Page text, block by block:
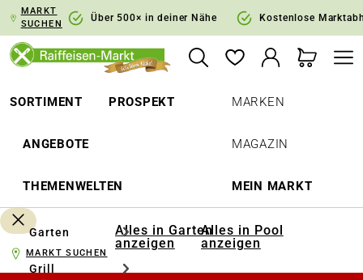
Zur Hauptnavigation springen
MARKT
SUCHEN
Über 500× in deiner Nähe Kostenlose
SORTIMENT PROSPEKT
ANGEBOTE
THEMENWELTEN
MARKEN
MAGAZIN
MEIN MARKT
Garten
Grill
Alles in Garten
anzeigen
Alles in Pool
anzeigen
MARKT SUCHEN